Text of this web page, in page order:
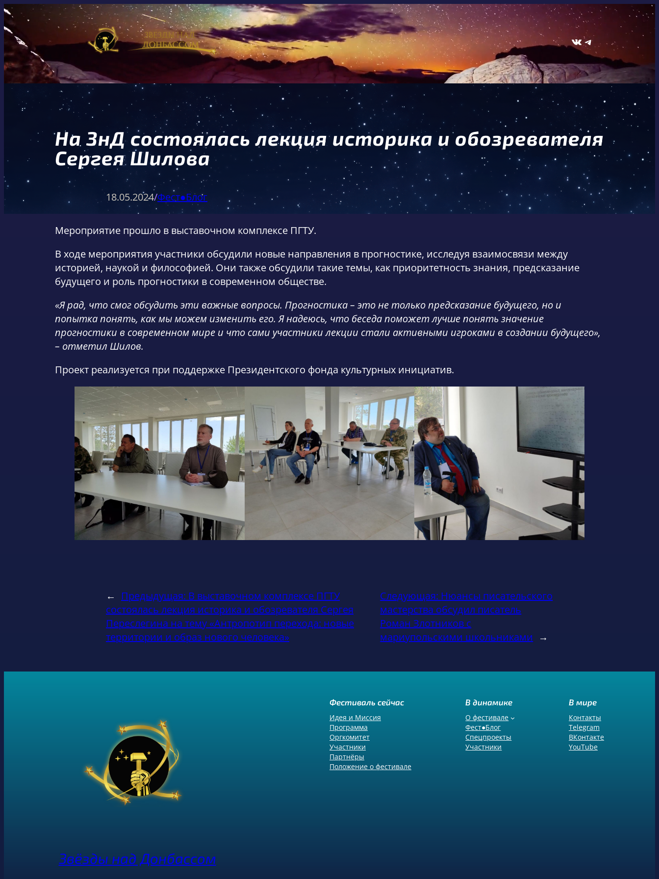
Перейти
к
содержимому
ВКонтакте Telegram
На ЗнД состоялась лекция историка и обозревателя
Сергея Шилова
18.05.2024/Фест●Блог
Мероприятие прошло в выставочном комплексе ПГТУ.
В ходе мероприятия участники обсудили новые направления в прогностике, исследуя взаимосвязи между
историей, наукой и философией. Они также обсудили такие темы, как приоритетность знания, предсказание
будущего и роль прогностики в современном обществе.
«Я рад, что смог обсудить эти важные вопросы. Прогностика – это не только предсказание будущего, но и
попытка понять, как мы можем изменить его. Я надеюсь, что беседа поможет лучше понять значение
прогностики в современном мире и что сами участники лекции стали активными игроками в создании будущего»,
– отметил Шилов.
Проект реализуется при поддержке Президентского фонда культурных инициатив.
← Предыдущая: В выставочном комплексе ПГТУ
состоялась лекция историка и обозревателя Сергея
Переслегина на тему «Антропотип перехода: новые
территории и образ нового человека»
Следующая: Нюансы писательского
мастерства обсудил писатель
Роман Злотников с
мариупольскими школьниками
→
Звёзды над Донбассом
Фестиваль сейчас
Идея и Миссия
Программа
Оргкомитет
Участники
Партнёры
Положение о фестивале
В динамике
О фестивале
Фест●Блог
Спецпроекты
Участники
В мире
Контакты
Telegram
ВКонтакте
YouTube